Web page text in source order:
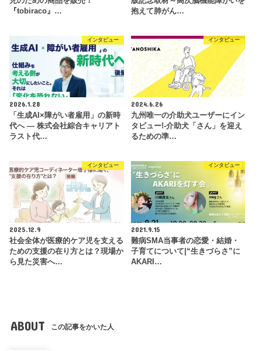
『tobiraco』…
抱えて肺がん…
インタビュー
2026.1.28
「生成AI×障がい者雇用」の新時
代へ ― 株式会社綜合キャリアト
ラスト代…
インタビュー
2024.6.26
九州唯一の介助犬ユーザーにイン
タビュー!-介助犬「さん」を迎え
るための準…
インタビュー
2025.12.9
社会全体が医療的ケア児を支える
ための支援の在り方とは？現場か
ら見た災害へ…
インタビュー
2021.9.15
難病SMA当事者の恋愛・結婚・
子育てについて|“生きづらさ”に
AKARI…
ABOUT この記事をかいた人